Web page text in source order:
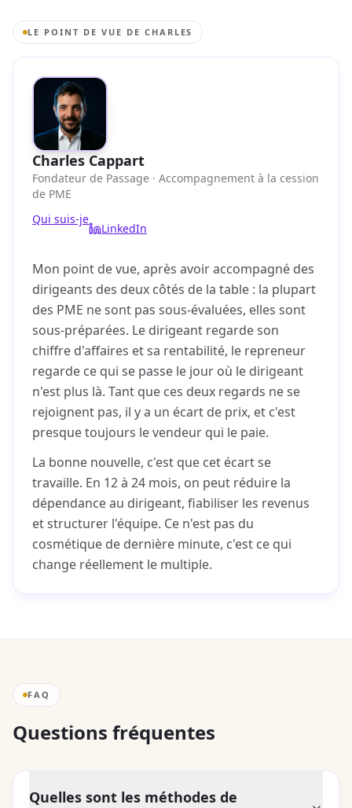
LE POINT DE VUE DE CHARLES
Charles Cappart
Fondateur de Passage · Accompagnement à la cession
de PME
Qui suis-je
LinkedIn
Mon point de vue, après avoir accompagné des
dirigeants des deux côtés de la table : la plupart
des PME ne sont pas sous-évaluées, elles sont
sous-préparées. Le dirigeant regarde son
chiffre d'affaires et sa rentabilité, le repreneur
regarde ce qui se passe le jour où le dirigeant
n'est plus là. Tant que ces deux regards ne se
rejoignent pas, il y a un écart de prix, et c'est
presque toujours le vendeur qui le paie.
La bonne nouvelle, c'est que cet écart se
travaille. En 12 à 24 mois, on peut réduire la
dépendance au dirigeant, fiabiliser les revenus
et structurer l'équipe. Ce n'est pas du
cosmétique de dernière minute, c'est ce qui
change réellement le multiple.
FAQ
Questions fréquentes
Quelles sont les méthodes de